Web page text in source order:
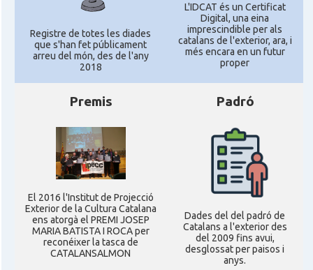
Registre de totes les diades
que s'han fet públicament
arreu del món, des de l'any
2018
L'IDCAT és un Certificat
Digital, una eina
imprescindible per als
catalans de l'exterior, ara, i
més encara en un futur
proper
Premis
El 2016 l'Institut de Projecció
Exterior de la Cultura Catalana
ens atorgà el PREMI JOSEP
MARIA BATISTA I ROCA per
reconéixer la tasca de
CATALANSALMON
Padró
Dades del del padró de
Catalans a l'exterior des
del 2009 fins avui,
desglossat per paisos i
anys.